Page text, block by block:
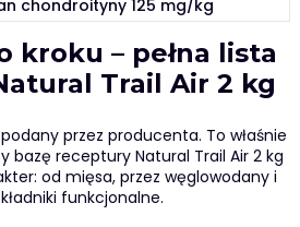
chondroityny 125 mg/kg
kroku – pełna lista
Trail Air 2 kg
podany przez producenta. To właśnie
bazę receptury Natural Trail Air 2 kg
od mięsa, przez węglowodany i
funkcjonalne.